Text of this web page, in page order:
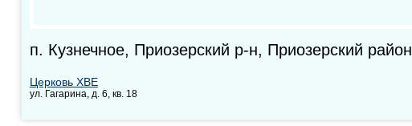
п. Кузнечное, Приозерский р-н, Приозерский район
Церковь ХВЕ
ул. Гагарина, д. 6, кв. 18